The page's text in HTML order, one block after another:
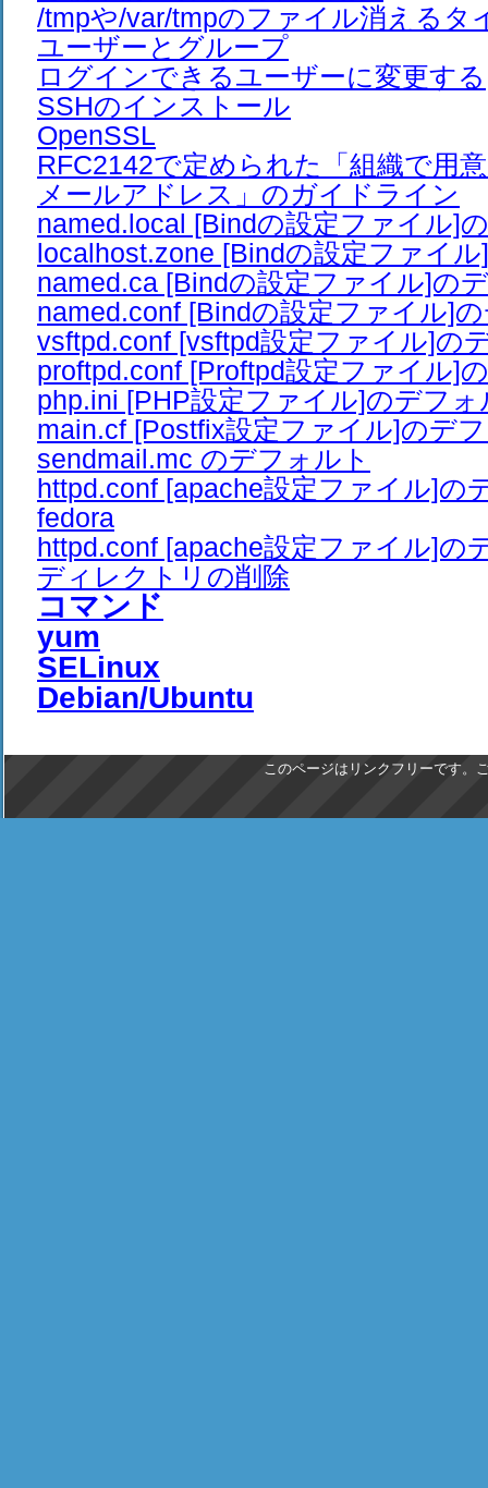
/tmpや/var/tmpのファイル消えるタ
ユーザーとグループ
ログインできるユーザーに変更する
SSHのインストール
OpenSSL
RFC2142で定められた「組織で用
メールアドレス」のガイドライン
named.local [Bindの設定ファイル]
localhost.zone [Bindの設定ファイ
named.ca [Bindの設定ファイル]の
named.conf [Bindの設定ファイル]
vsftpd.conf [vsftpd設定ファイル]の
proftpd.conf [Proftpd設定ファイル]
php.ini [PHP設定ファイル]のデフォ
main.cf [Postfix設定ファイル]のデ
sendmail.mc のデフォルト
httpd.conf [apache設定ファイル]の
fedora
httpd.conf [apache設定ファイル]の
ディレクトリの削除
コマンド
yum
SELinux
Debian/Ubuntu
このページはリンクフリーです。